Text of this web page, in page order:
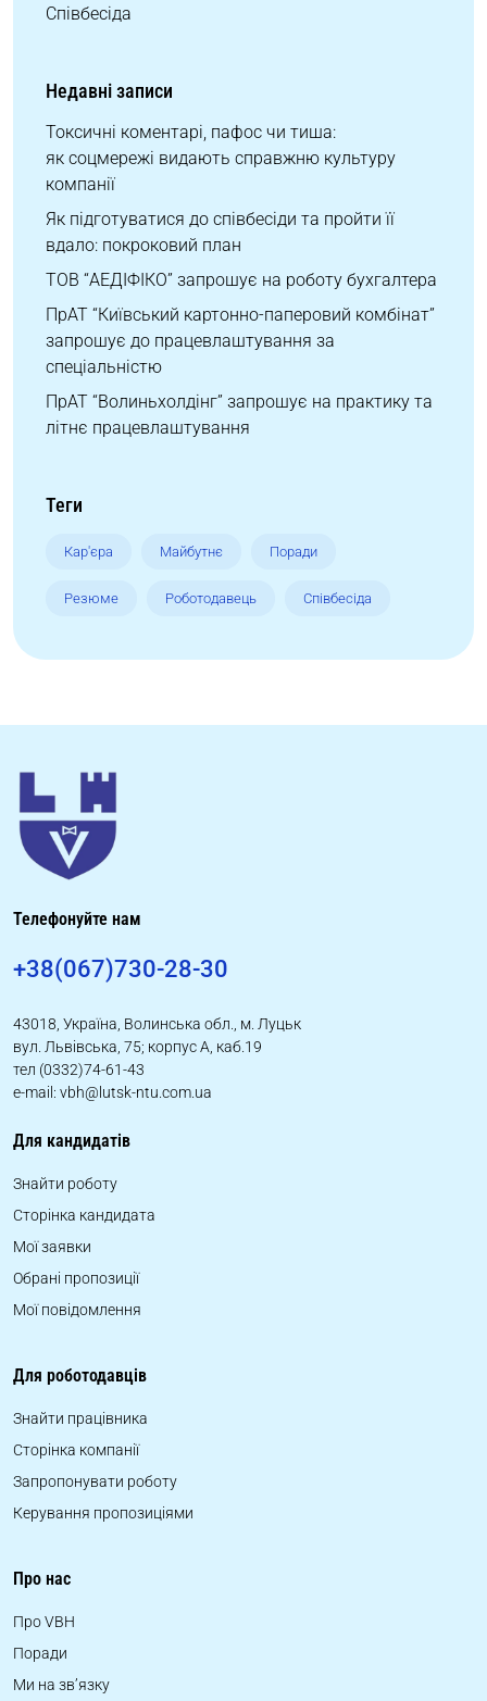
Співбесіда
Недавні записи
Токсичні коментарі, пафос чи тиша:
як соцмережі видають справжню культуру
компанії
Як підготуватися до співбесіди та пройти її
вдало: покроковий план
ТОВ “АЕДІФІКО” запрошує на роботу бухгалтера
ПрАТ “Київський картонно-паперовий комбінат”
запрошує до працевлаштування за
спеціальністю
ПрАТ “Волиньхолдінг” запрошує на практику та
літнє працевлаштування
Теги
Кар'єра Майбутнє Поради
Резюме Роботодавець Співбесіда
Телефонуйте нам
+38(067)730-28-30
43018, Україна, Волинська обл., м. Луцьк
вул. Львівська, 75; корпус А, каб.19
тел (0332)74-61-43
e-mail: vbh@lutsk-ntu.com.ua
Для кандидатів
Знайти роботу
Сторінка кандидата
Мої заявки
Обрані пропозиції
Мої повідомлення
Для роботодавців
Знайти працівника
Сторінка компанії
Запропонувати роботу
Керування пропозиціями
Про нас
Про VBH
Поради
Ми на зв’язку